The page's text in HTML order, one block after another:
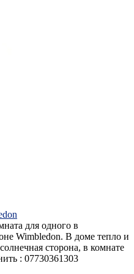
для одного в
Wimbledon. В доме тепло и
сторона, в комнате
: 07730361303